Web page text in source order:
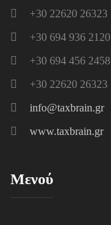
+30 22620 26323
+30 694 936 2120
+30 694 456 2458
+30 22620 26323
info@taxbrain.gr
www.taxbrain.gr
Μενού